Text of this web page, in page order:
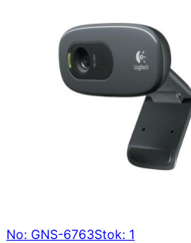
No: GNS-6763Stok: 1